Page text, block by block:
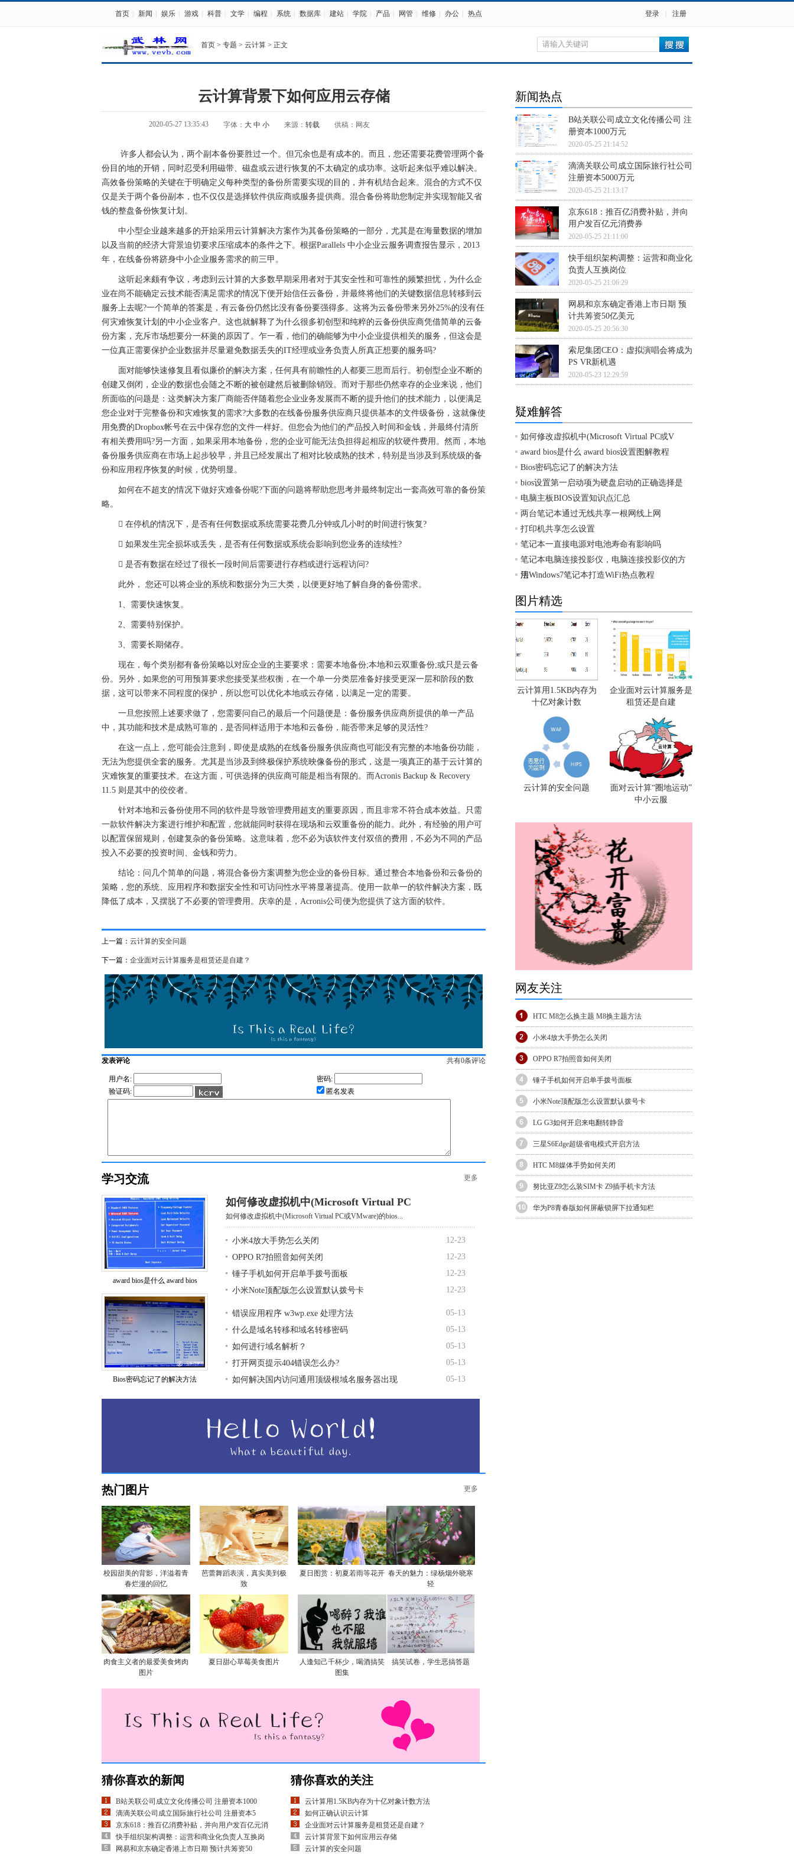
首页 新闻 娱乐 游戏 科普 文学 编程 系统 数据库 建站 学院 产品 网管 维修 办公 热点 登录 注册
首页 > 专题 > 云计算 > 正文
云计算背景下如何应用云存储
2020-05-27 13:35:43 字体： 大 中 小 来源： 转载 供稿：网友
许多人都会认为，两个副本备份要胜过一个。但冗余也是有成本的。而且，您还需要花费管理两个备
份目的地的开销，同时忍受利用磁带、磁盘或云进行恢复的不太确定的成功率。这听起来似乎难以解决。
高效备份策略的关键在于明确定义每种类型的备份所需要实现的目的，并有机结合起来。混合的方式不仅
仅是关于两个备份副本，也不仅仅是选择软件供应商或服务提供商。混合备份将助您制定并实现智能又省
钱的整盘备份恢复计划。
中小型企业越来越多的开始采用云计算解决方案作为其备份策略的一部分，尤其是在海量数据的增加
以及当前的经济大背景迫切要求压缩成本的条件之下。根据Parallels 中小企业云服务调查报告显示，2013
年，在线备份将跻身中小企业服务需求的前三甲。
这听起来颇有争议，考虑到云计算的大多数早期采用者对于其安全性和可靠性的频繁担忧，为什么企
业在尚不能确定云技术能否满足需求的情况下便开始信任云备份，并最终将他们的关键数据信息转移到云
服务上去呢?一个简单的答案是，有云备份仍然比没有备份要强得多。这将为云备份带来另外25%的没有任
何灾难恢复计划的中小企业客户。这也就解释了为什么很多初创型和纯粹的云备份供应商凭借简单的云备
份方案，充斥市场想要分一杯羹的原因了。乍一看，他们的确能够为中小企业提供相关的服务，但这会是
一位真正需要保护企业数据并尽量避免数据丢失的IT经理或业务负责人所真正想要的服务吗?
面对能够快速修复且看似廉价的解决方案，任何具有前瞻性的人都要三思而后行。初创型企业不断的
创建又倒闭，企业的数据也会随之不断的被创建然后被删除销毁。而对于那些仍然幸存的企业来说，他们
所面临的问题是：这类解决方案厂商能否伴随着您企业业务发展而不断的提升他们的技术能力，以便满足
您企业对于完整备份和灾难恢复的需求?大多数的在线备份服务供应商只提供基本的文件级备份，这就像使
用免费的Dropbox帐号在云中保存您的文件一样好。但您会为他们的产品投入时间和金钱，并最终付清所
有相关费用吗?另一方面，如果采用本地备份，您的企业可能无法负担得起相应的软硬件费用。然而，本地
备份服务供应商在市场上起步较早，并且已经发展出了相对比较成熟的技术，特别是当涉及到系统级的备
份和应用程序恢复的时候，优势明显。
如何在不超支的情况下做好灾难备份呢?下面的问题将帮助您思考并最终制定出一套高效可靠的备份策
略。
 在停机的情况下，是否有任何数据或系统需要花费几分钟或几小时的时间进行恢复?
 如果发生完全损坏或丢失，是否有任何数据或系统会影响到您业务的连续性?
 是否有数据在经过了很长一段时间后需要进行存档或进行远程访问?
此外， 您还可以将企业的系统和数据分为三大类，以便更好地了解自身的备份需求。
1、需要快速恢复。
2、需要特别保护。
3、需要长期储存。
现在，每个类别都有备份策略以对应企业的主要要求：需要本地备份;本地和云双重备份;或只是云备
份。另外，如果您的可用预算要求您接受某些权衡，在一个单一分类层准备好接受更深一层和阶段的数
据，这可以带来不同程度的保护，所以您可以优化本地或云存储，以满足一定的需要。
一旦您按照上述要求做了，您需要问自己的最后一个问题便是：备份服务供应商所提供的单一产品
中，其功能和技术是成熟可靠的，是否同样适用于本地和云备份，能否带来足够的灵活性?
在这一点上，您可能会注意到，即使是成熟的在线备份服务供应商也可能没有完整的本地备份功能，
无法为您提供全套的服务。尤其是当涉及到终极保护系统映像备份的形式，这是一项真正的基于云计算的
灾难恢复的重要技术。在这方面，可供选择的供应商可能是相当有限的。而Acronis Backup & Recovery
11.5 则是其中的佼佼者。
针对本地和云备份使用不同的软件是导致管理费用超支的重要原因，而且非常不符合成本效益。只需
一款软件解决方案进行维护和配置，您就能同时获得在现场和云双重备份的能力。此外，有经验的用户可
以配置保留规则，创建复杂的备份策略。这意味着，您不必为该软件支付双倍的费用，不必为不同的产品
投入不必要的投资时间、金钱和劳力。
结论：问几个简单的问题，将混合备份方案调整为您企业的备份目标。通过整合本地备份和云备份的
策略，您的系统、应用程序和数据安全性和可访问性水平将显著提高。使用一款单一的软件解决方案，既
降低了成本，又摆脱了不必要的管理费用。庆幸的是，Acronis公司便为您提供了这方面的软件。
上一篇： 云计算的安全问题
下一篇： 企业面对云计算服务是租赁还是自建？
发表评论 共有0条评论
用户名:
密码:
验证码:
匿名发表
学习交流 更多
award bios是什么 award bios
Bios密码忘记了的解决方法
如何修改虚拟机中(Microsoft Virtual PC
如何修改虚拟机中(Microsoft Virtual PC或VMware)的bios...
小米4放大手势怎么关闭
12-23
OPPO R7拍照音如何关闭
12-23
锤子手机如何开启单手拨号面板
12-23
小米Note顶配版怎么设置默认拨号卡
12-23
错误应用程序 w3wp.exe 处理方法
05-13
什么是域名转移和域名转移密码
05-13
如何进行域名解析？
05-13
打开网页提示404错误怎么办?
05-13
如何解决国内访问通用顶级根域名服务器出现
05-13
热门图片 更多
校园甜美的背影，洋溢着青
春烂漫的回忆
芭蕾舞蹈表演，真实美到极
致
夏日图赏：初夏若雨等花开 春天的魅力：绿杨烟外晓寒
轻
肉食主义者的最爱美食烤肉
图片
夏日甜心草莓美食图片
人逢知己千杯少，喝酒搞笑
图集
搞笑试卷，学生恶搞答题
猜你喜欢的新闻
B站关联公司成立文化传播公司 注册资本1000
滴滴关联公司成立国际旅行社公司 注册资本5
京东618：推百亿消费补贴，并向用户发百亿元消
快手组织架构调整：运营和商业化负责人互换岗
网易和京东确定香港上市日期 预计共筹资50
猜你喜欢的关注
云计算用1.5KB内存为十亿对象计数方法
如何正确认识云计算
企业面对云计算服务是租赁还是自建？
云计算背景下如何应用云存储
云计算的安全问题
新闻热点
B站关联公司成立文化传播公司 注
册资本1000万元
2020-05-25 21:14:52
滴滴关联公司成立国际旅行社公司
注册资本5000万元
2020-05-25 21:13:17
京东618：推百亿消费补贴，并向
用户发百亿元消费券
2020-05-25 21:11:00
快手组织架构调整：运营和商业化
负责人互换岗位
2020-05-25 21:06:29
网易和京东确定香港上市日期 预
计共筹资50亿美元
2020-05-25 20:56:30
索尼集团CEO：虚拟演唱会将成为
PS VR新机遇
2020-05-23 12:29:59
疑难解答
如何修改虚拟机中(Microsoft Virtual PC或V
award bios是什么 award bios设置图解教程
Bios密码忘记了的解决方法
bios设置第一启动项为硬盘启动的正确选择是
电脑主板BIOS设置知识点汇总
两台笔记本通过无线共享一根网线上网
打印机共享怎么设置
笔记本一直接电源对电池寿命有影响吗
笔记本电脑连接投影仪，电脑连接投影仪的方
法
用Windows7笔记本打造WiFi热点教程
图片精选
云计算用1.5KB内存为
十亿对象计数
企业面对云计算服务是
租赁还是自建
云计算的安全问题
面对云计算“圈地运动”
中小云服
网友关注
HTC M8怎么换主题 M8换主题方法
小米4放大手势怎么关闭
OPPO R7拍照音如何关闭
锤子手机如何开启单手拨号面板
小米Note顶配版怎么设置默认拨号卡
LG G3如何开启来电翻转静音
三星S6Edge超级省电模式开启方法
HTC M8媒体手势如何关闭
努比亚Z9怎么装SIM卡 Z9插手机卡方法
华为P8青春版如何屏蔽锁屏下拉通知栏